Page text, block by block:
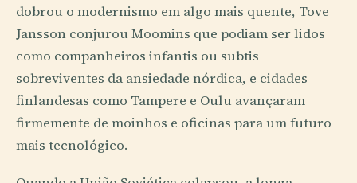
dobrou o modernismo em algo mais quente, Tove
Jansson conjurou Moomins que podiam ser lidos
como companheiros infantis ou subtis
sobreviventes da ansiedade nórdica, e cidades
finlandesas como Tampere e Oulu avançaram
firmemente de moinhos e oficinas para um futuro
mais tecnológico.